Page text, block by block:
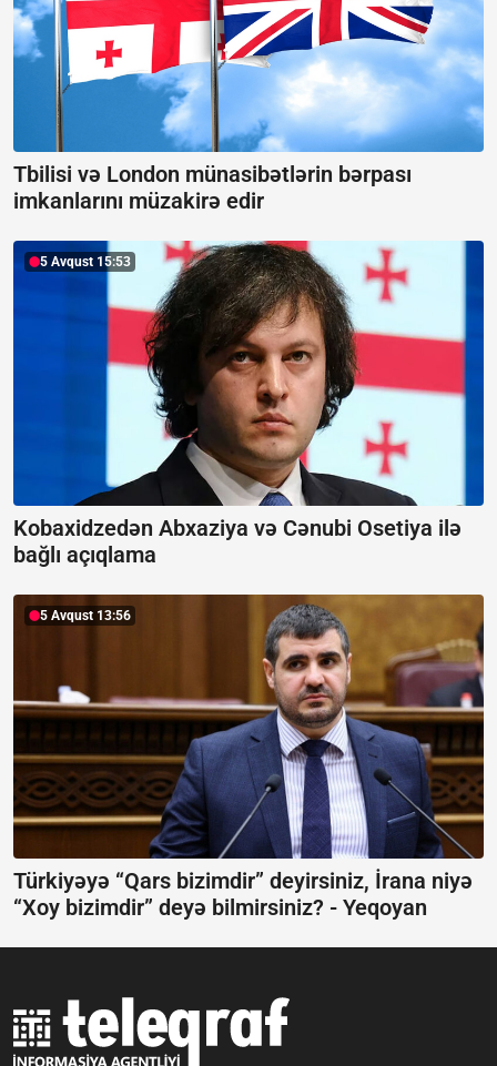
Tbilisi və London münasibətlərin bərpası
imkanlarını müzakirə edir
5 Avqust 15:53
Kobaxidzedən Abxaziya və Cənubi Osetiya ilə
bağlı açıqlama
5 Avqust 13:56
Türkiyəyə “Qars bizimdir” deyirsiniz, İrana niyə
“Xoy bizimdir” deyə bilmirsiniz? - Yeqoyan